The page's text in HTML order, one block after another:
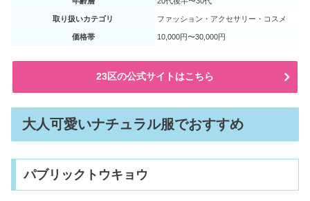
取り扱いカテゴリ ファッション・アクセサリー・コスメ
価格帯 10,000円〜30,000円
23区の公式サイトはこちら
大人可愛いナチュラル服でおすすめ
パブリックトウキョウ